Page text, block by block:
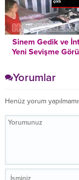
Sinem Gedik ve
Yeni Sevişme
Yorumlar
Henüz yorum